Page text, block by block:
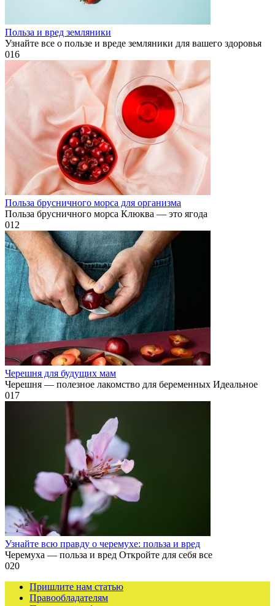
Польза и вред земляники
Узнайте все о пользе и вреде земляники для вашего здоровья
016
Польза брусничного морса для организма
Польза брусничного морса Клюква — это ягода
012
Черешня для будущих мам
Черешня — полезное лакомство для беременных Идеальное
017
Узнайте всю правду о черемухе: польза и вред
Черемуха — польза и вред Откройте для себя все
020
Пришлите нам статью
Правообладателям